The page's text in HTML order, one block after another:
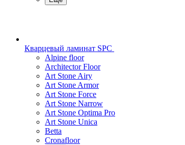
Кварцевый ламинат SPC
Alpine floor
Architector Floor
Art Stone Airy
Art Stone Armor
Art Stone Force
Art Stone Narrow
Art Stone Optima Pro
Art Stone Unica
Betta
Cronafloor